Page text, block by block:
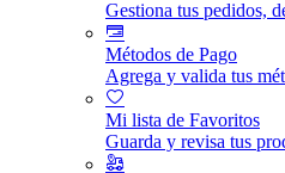
Gestiona tus pedidos,
Métodos de Pago
Agrega y valida tus
Mi lista de Favoritos
Guarda y revisa tus